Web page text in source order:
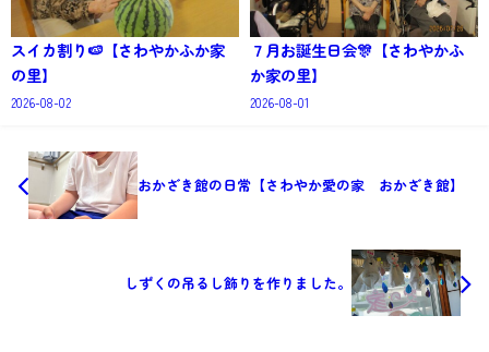
スイカ割り🍉【さわやかふか家
の里】
2026-08-02
７月お誕生日会🎊【さわやかふ
か家の里】
2026-08-01
おかざき館の日常【さわやか愛の家 おかざき館】
しずくの吊るし飾りを作りました。